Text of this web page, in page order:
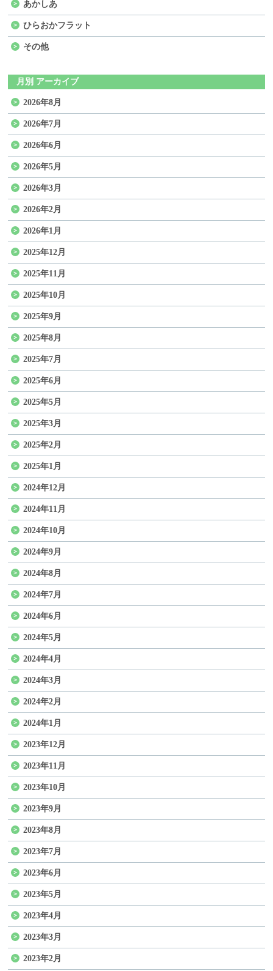
あかしあ
ひらおかフラット
その他
月別 アーカイブ
2026年8月
2026年7月
2026年6月
2026年5月
2026年3月
2026年2月
2026年1月
2025年12月
2025年11月
2025年10月
2025年9月
2025年8月
2025年7月
2025年6月
2025年5月
2025年3月
2025年2月
2025年1月
2024年12月
2024年11月
2024年10月
2024年9月
2024年8月
2024年7月
2024年6月
2024年5月
2024年4月
2024年3月
2024年2月
2024年1月
2023年12月
2023年11月
2023年10月
2023年9月
2023年8月
2023年7月
2023年6月
2023年5月
2023年4月
2023年3月
2023年2月